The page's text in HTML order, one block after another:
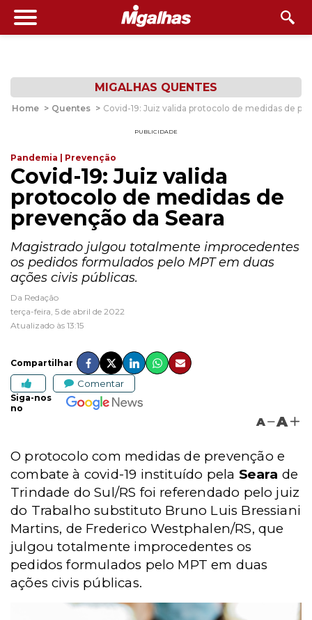
MIGALHAS QUENTES
Home > Quentes > Covid-19: Juiz valida protocolo de medidas de
PUBLICIDADE
Pandemia | Prevenção
Covid-19: Juiz valida
protocolo de medidas de
prevenção da Seara
Magistrado julgou totalmente improcedentes
os pedidos formulados pelo MPT em duas
ações civis públicas.
Da Redação
terça-feira, 5 de abril de 2022
Atualizado às 13:15
Compartilhar
Comentar
Siga-nos
no
A A
O protocolo com medidas de prevenção e
combate à covid-19 instituído pela Seara de
Trindade do Sul/RS foi referendado pelo juiz
do Trabalho substituto Bruno Luis Bressiani
Martins, de Frederico Westphalen/RS, que
julgou totalmente improcedentes os
pedidos formulados pelo MPT em duas
ações civis públicas.